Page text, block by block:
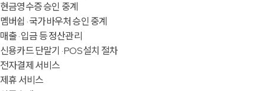
현금영수증 승인 중계
멤버쉽 · 국가바우처 승인 중계
매출 · 입금 등 정산관리
신용카드 단말기 · POS 설치 절차
전자결제 서비스
제휴 서비스